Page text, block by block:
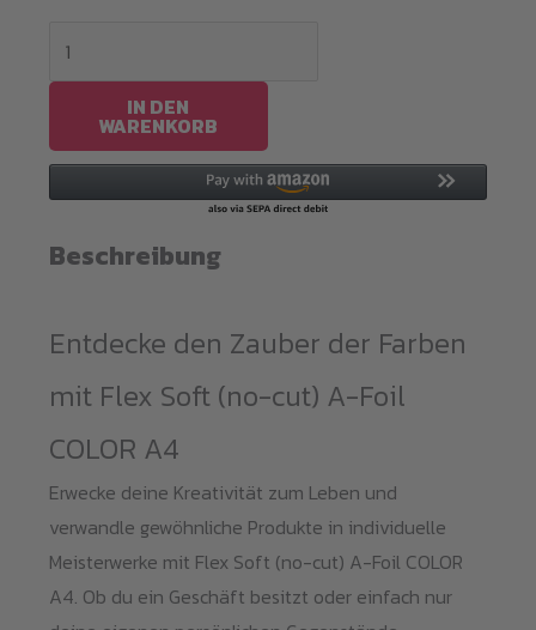
A-
Foil
A4
IN DEN
WARENKORB
Beschreibung
Entdecke den Zauber der Farben
mit Flex Soft (no-cut) A-Foil
COLOR A4
Erwecke deine Kreativität zum Leben und
verwandle gewöhnliche Produkte in individuelle
Meisterwerke mit Flex Soft (no-cut) A-Foil COLOR
A4. Ob du ein Geschäft besitzt oder einfach nur